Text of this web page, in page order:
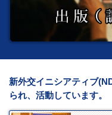
新外交イニシアティブ
られ、活動しています。